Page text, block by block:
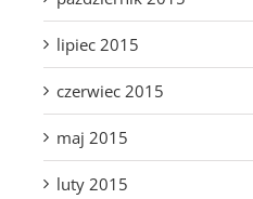
lipiec 2015
czerwiec 2015
maj 2015
luty 2015